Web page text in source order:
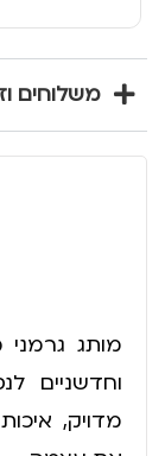
משלוחים
מותג
וחדשניים
מדויק,